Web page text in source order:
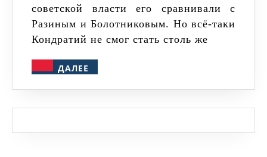
советской власти его сравнивали с
Разиным и Болотниковым. Но всё-таки
Кондратий не смог стать столь же
ДАЛЕЕ